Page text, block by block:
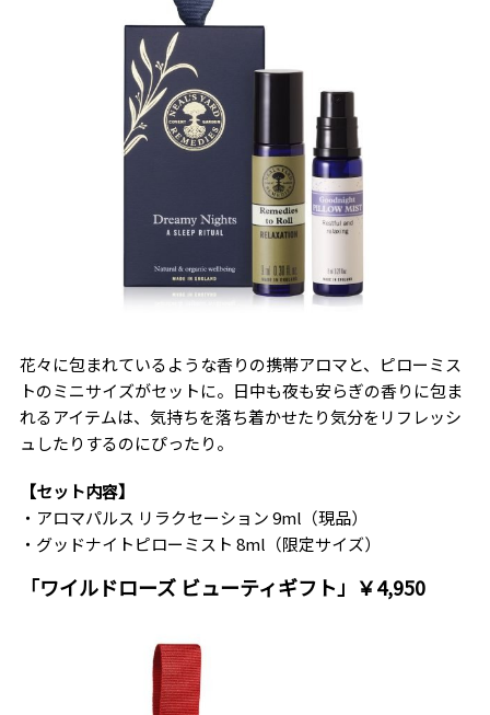
花々に包まれているような香りの携帯アロマと、ピローミス
トのミニサイズがセットに。日中も夜も安らぎの香りに包ま
れるアイテムは、気持ちを落ち着かせたり気分をリフレッシ
ュしたりするのにぴったり。
【セット内容】
・アロマパルス リラクセーション 9ml（現品）
・グッドナイトピローミスト 8ml（限定サイズ）
「ワイルドローズ ビューティギフト」￥4,950